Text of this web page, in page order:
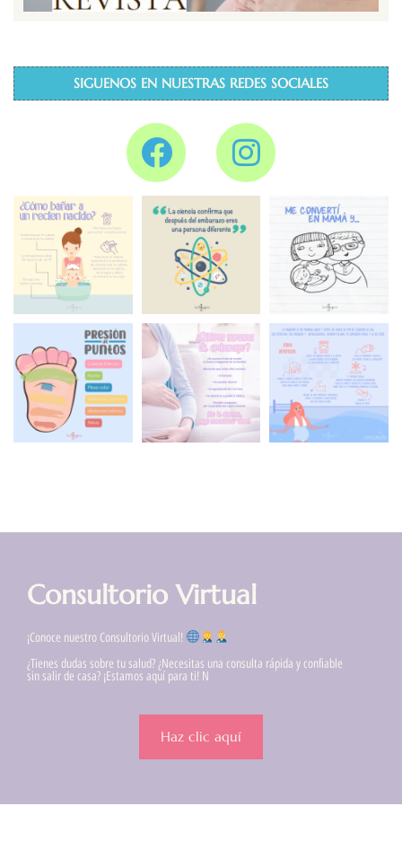
SIGUENOS EN NUESTRAS REDES SOCIALES
Consultorio Virtual
¡Conoce nuestro Consultorio Virtual!
¿Tienes dudas sobre tu salud? ¿Necesitas una consulta rápida y confiable
sin salir de casa? ¡Estamos aquí para ti! N
Haz clic aquí